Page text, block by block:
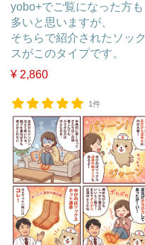
yobo+でご覧になった方も
多いと思いますが、
そちらで紹介されたソック
スがこのタイプです。
¥ 2,860
1件